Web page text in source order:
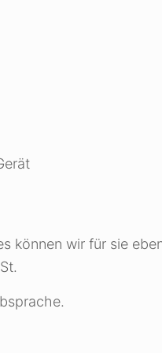
können wir für sie